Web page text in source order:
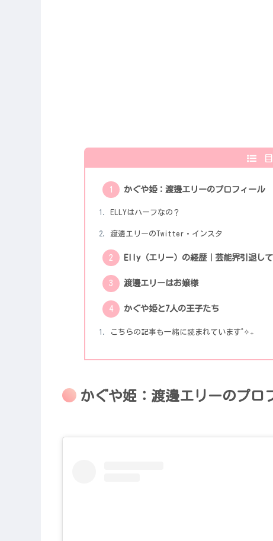
かぐや姫：渡邊エリーのプロフィール
ELLYはハーフなの？
渡邊エリーのTwitter・インスタ
Elly（エリー）の経歴｜芸能界引退して
渡邊エリーはお嬢様
かぐや姫と7人の王子たち
こちらの記事も一緒に読まれています˚✧₊
かぐや姫：渡邊エリーのプロ